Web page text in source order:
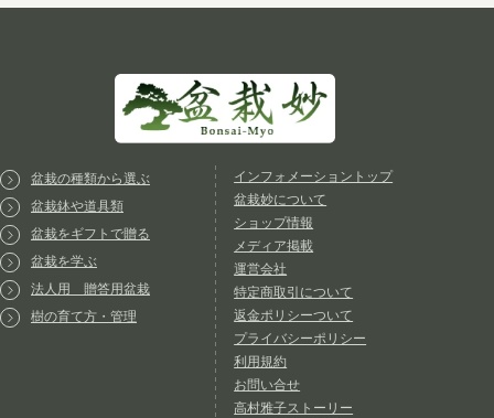
盆栽の種類から選ぶ
盆栽鉢や道具類
盆栽をギフトで贈る
盆栽を学ぶ
法人用 贈答用盆栽
樹の育て方・管理
インフォメーショントップ
盆栽妙について
ショップ情報
メディア掲載
運営会社
特定商取引について
返金ポリシーついて
プライバシーポリシー
利用規約
お問い合せ
高村雅子ストーリー